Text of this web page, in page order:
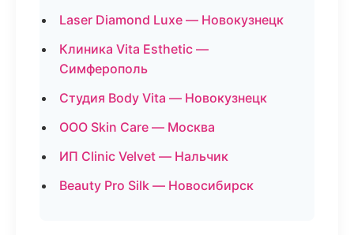
Laser Diamond Luxe — Новокузнецк
Клиника Vita Esthetic —
Симферополь
Студия Body Vita — Новокузнецк
ООО Skin Care — Москва
ИП Clinic Velvet — Нальчик
Beauty Pro Silk — Новосибирск